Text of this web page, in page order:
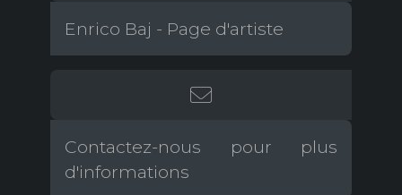
Enrico Baj - Page d'artiste
Contactez-nous pour plus
d'informations